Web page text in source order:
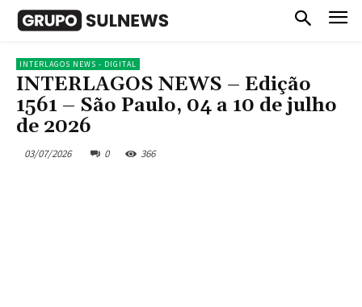
INTERLAGOS NEWS - DIGITAL
INTERLAGOS NEWS – Edição
1561 – São Paulo, 04 a 10 de julho
de 2026
03/07/2026 0 366